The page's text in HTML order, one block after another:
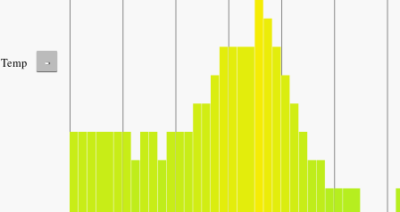
Temp -